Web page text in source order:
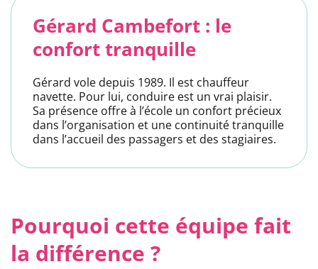
Gérard Cambefort : le
confort tranquille
Gérard vole depuis 1989. Il est chauffeur
navette. Pour lui, conduire est un vrai plaisir.
Sa présence offre à l’école un confort précieux
dans l’organisation et une continuité tranquille
dans l’accueil des passagers et des stagiaires.
Pourquoi cette équipe fait
la différence ?